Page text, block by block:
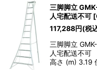
三脚脚立
人宅配送不可 [
117,288円(税
三脚脚立
人宅配送不可
高さ (m) 3.19